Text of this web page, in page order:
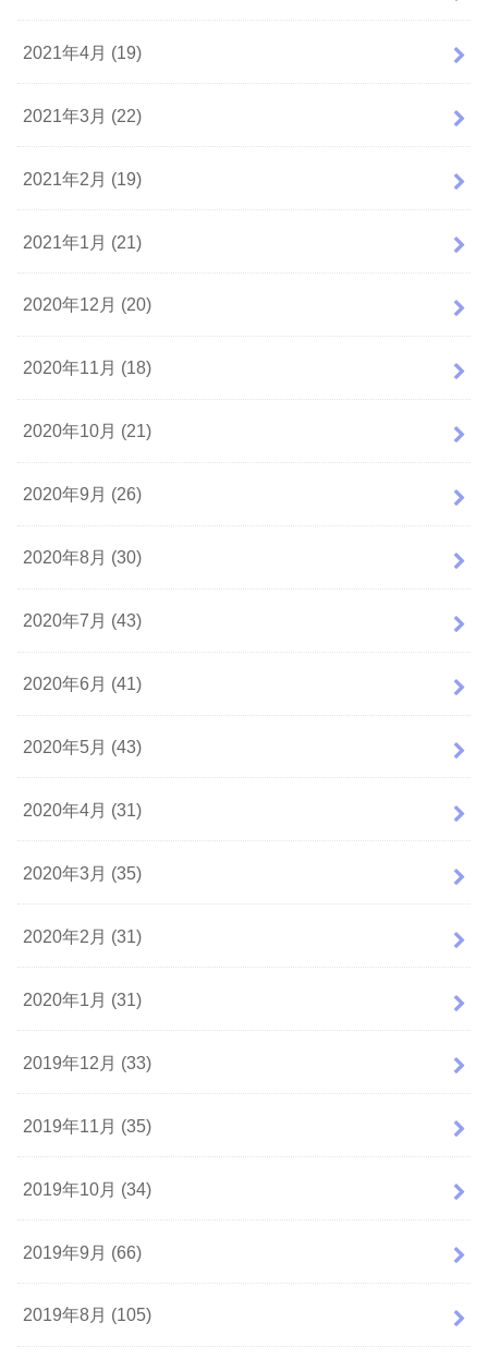
2021年4月 (19)
2021年3月 (22)
2021年2月 (19)
2021年1月 (21)
2020年12月 (20)
2020年11月 (18)
2020年10月 (21)
2020年9月 (26)
2020年8月 (30)
2020年7月 (43)
2020年6月 (41)
2020年5月 (43)
2020年4月 (31)
2020年3月 (35)
2020年2月 (31)
2020年1月 (31)
2019年12月 (33)
2019年11月 (35)
2019年10月 (34)
2019年9月 (66)
2019年8月 (105)